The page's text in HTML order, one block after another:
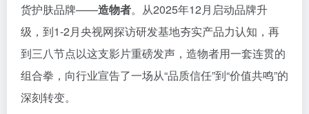
货护肤品牌——造物者。从2025年12月启动品牌升
级，到1-2月央视网探访研发基地夯实产品力认知，再
到三八节点以这支影片重磅发声，造物者用一套连贯的
组合拳，向行业宣告了一场从“品质信任”到“价值共鸣”的
深刻转变。